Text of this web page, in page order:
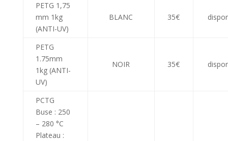
PETG 1,75
mm 1kg
(ANTI-UV)
BLANC 35€
PETG
1.75mm
1kg (ANTI-
UV)
NOIR 35€
PCTG
Buse : 250
– 280 °C
Plateau :